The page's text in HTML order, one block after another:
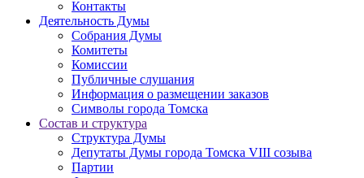
Контакты
Деятельность Думы
Собрания Думы
Комитеты
Комиссии
Публичные слушания
Информация о размещении заказов
Символы города Томска
Состав и структура
Структура Думы
Депутаты Думы города Томска VIII созыва
Партии